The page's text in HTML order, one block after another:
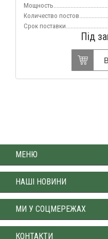
Количество постов
Срок поставки
Під
МЕНЮ
НАШІ НОВИНИ
МИ У СОЦМЕРЕЖАХ
КОНТАКТИ